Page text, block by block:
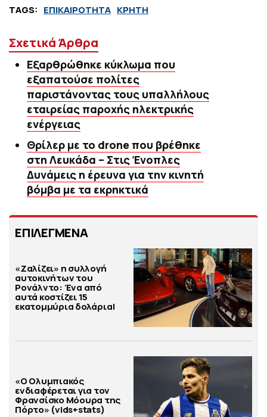
TAGS: ΕΠΙΚΑΙΡΟΤΗΤΑ ΚΡΗΤΗ
Σχετικά Άρθρα
Εξαρθρώθηκε κύκλωμα που
εξαπατούσε πολίτες
παριστάνοντας τους υπαλλήλους
εταιρείας παροχής ηλεκτρικής
ενέργειας
Θρίλερ με το drone που βρέθηκε
στη Λευκάδα – Στις Ένοπλες
Δυνάμεις η έρευνα για την κινητή
βόμβα με τα εκρηκτικά
ΕΠΙΛΕΓΜΕΝΑ
«Ζαλίζει» η συλλογή
αυτοκινήτων του
Ρονάλντο: Ένα από
αυτά κοστίζει 15
εκατομμύρια δολάρια!
«Ο Ολυμπιακός
ενδιαφέρεται για τον
Φρανσίσκο Μόουρα της
Πόρτο» (vids+stats)